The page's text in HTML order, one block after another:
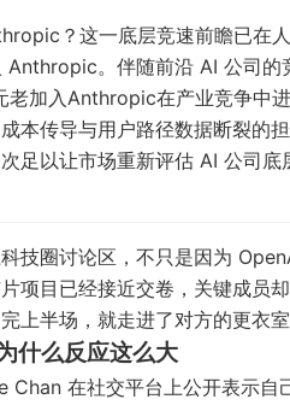
？这一底层竞速前瞻已在
。伴随前沿 AI 公司
老加入Anthropic在产业竞争中
本传导与用户路径数据断裂的
足以让市场重新评估 AI 公司
技圈讨论区，不只是因为
项目已经接近交卷，关键成员
上半场，就走进了对方的更衣
什么反应这么大
Chan 在社交平台上公开表示